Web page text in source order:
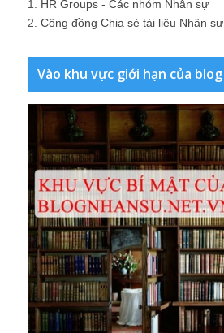
1. HR Groups - Các nhóm Nhân sự
2. Cộng đồng Chia sẻ tài liệu Nhân sự
Vào khu vực giới hạn của blog